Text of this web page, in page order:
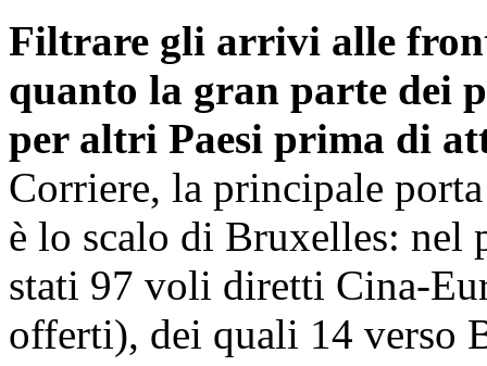
Filtrare gli arrivi alle
quanto la gran parte dei
per altri Paesi prima di
Corriere, la principale
è lo scalo di Bruxelles: nel
stati 97 voli diretti Cina-
offerti), dei quali 14 verso